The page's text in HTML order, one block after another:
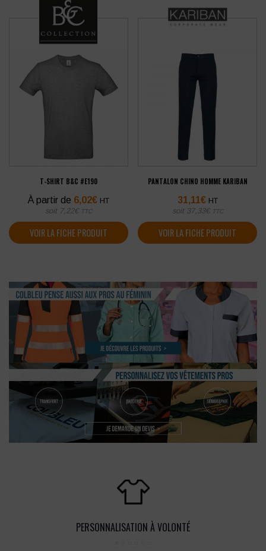
T-SHIRT B&C #E190
À partir de 6,02€ HT
soit 7,22€ TTC
VOIR LA FICHE PRODUIT
PANTALON CHINO HOMME KARIBAN
31,11€ HT
soit 37,33€ TTC
VOIR LA FICHE PRODUIT
PERSONNALISATION À VOLONTÉ